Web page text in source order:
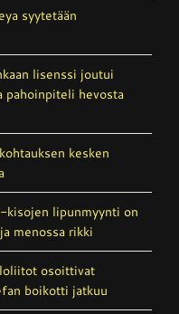
syytetään
lisenssi joutui
hevosta
kesken
lipunmyynti on
menossa rikki
osoittivat
boikotti jatkuu